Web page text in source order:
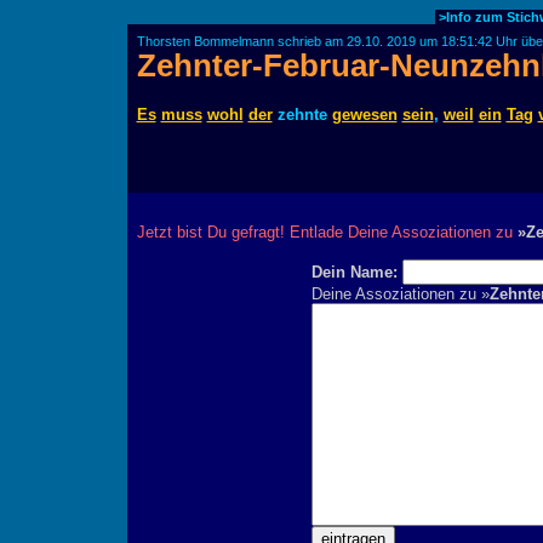
>Info zum
Thorsten Bommelmann schrieb am 29.10. 2019 um 18:51:42 Uhr
Zehnter-Februar-
Es muss wohl derzehnte gewesen sein, weil ein Tag
Jetzt bist Du gefragt! Entlade Deine Assoziationen zu
Dein Name:
Deine Assoziationen zu »